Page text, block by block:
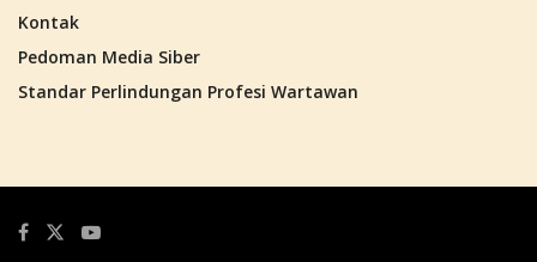
Kontak
Pedoman Media Siber
Standar Perlindungan Profesi Wartawan